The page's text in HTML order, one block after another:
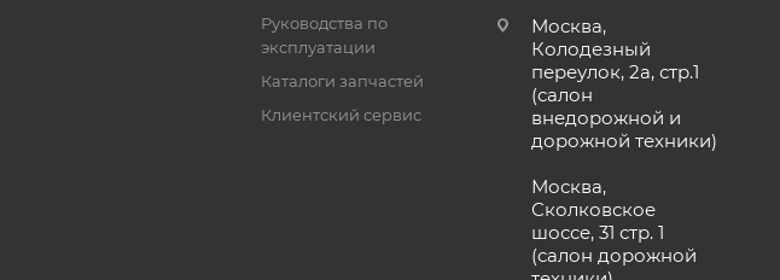
Руководства по
эксплуатации
Каталоги запчастей
Клиентский сервис
Москва,
Колодезный
переулок, 2а, стр.1
(салон
внедорожной и
дорожной техники)
Москва,
Сколковское
шоссе, 31 стр. 1
(салон дорожной